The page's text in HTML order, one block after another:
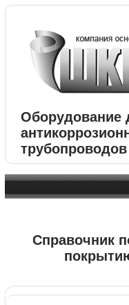
Оборудование
трубопроводов
Справочник